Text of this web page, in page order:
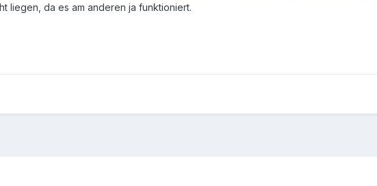
liegen, da es am anderen ja funktioniert.